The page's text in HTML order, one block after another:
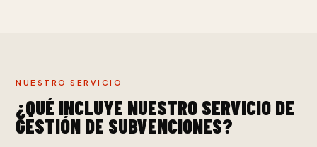
NUESTRO SERVICIO
¿QUÉ INCLUYE NUESTRO SERVICIO DE
GESTIÓN DE SUBVENCIONES?